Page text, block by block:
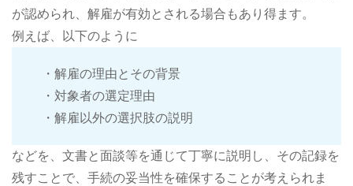
が認められ、解雇が有効とされる場合もあり得ます。
例えば、以下のように
・解雇の理由とその背景
・対象者の選定理由
・解雇以外の選択肢の説明
などを、文書と面談等を通じて丁寧に説明し、その記録を
残すことで、手続の妥当性を確保することが考えられま